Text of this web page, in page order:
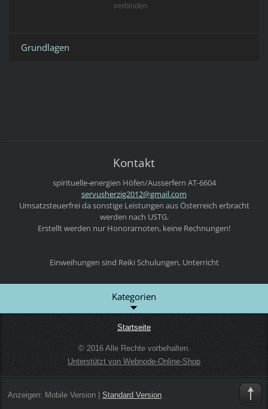
verbinden.
Grundlagen
Kontakt
spirituelle-energien Höfen/Ausserfern AT-6604
servusherzig2012@gmail.com
Umsatzsteuerfrei da sonstige Leistungen aus Österreich erbracht
werden nach USTG.
Erstellt werden nur Honorarnoten, keine Rechnungen!
Einweihungen sind Reiki Schulungen, Unterricht
Kategorien
Startseite
© 2016 Alle Rechte vorbehalten.
Unterstützt von Webnode-Online-Shop
Anzeigen: Mobile Version| Standard Version